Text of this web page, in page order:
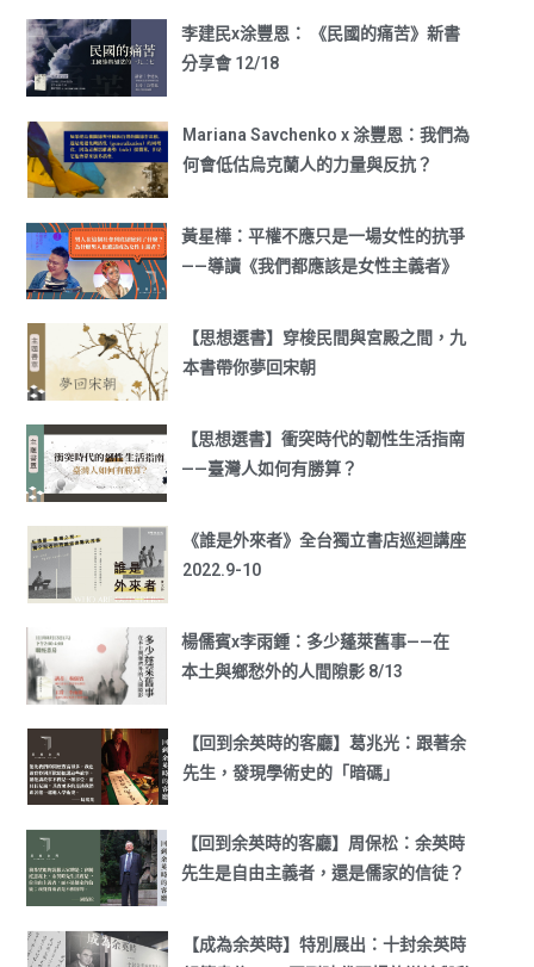
李建民x涂豐恩： 《民國的痛苦》新書
分享會 12/18
Mariana Savchenko x 涂豐恩：我們為
何會低估烏克蘭人的力量與反抗？
黃星樺：平權不應只是一場女性的抗爭
——導讀《我們都應該是女性主義者》
【思想選書】穿梭民間與宮殿之間，九
本書帶你夢回宋朝
【思想選書】衝突時代的韌性生活指南
——臺灣人如何有勝算？
《誰是外來者》全台獨立書店巡迴講座
2022.9-10
楊儒賓x李雨鍾：多少蓬萊舊事——在
本土與鄉愁外的人間隙影 8/13
【回到余英時的客廳】葛兆光：跟著余
先生，發現學術史的「暗碼」
【回到余英時的客廳】周保松：余英時
先生是自由主義者，還是儒家的信徒？
【成為余英時】特別展出：十封余英時